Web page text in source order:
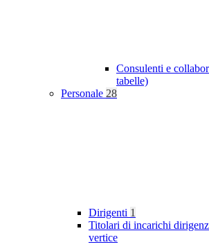
Consulenti e
tabelle)
Personale 28
Dirigenti 1
Titolari di incarichi
vertice